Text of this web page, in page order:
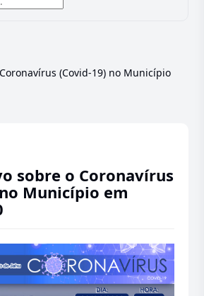
(Covid-19) no Município
sobre o Coronavírus
Município em